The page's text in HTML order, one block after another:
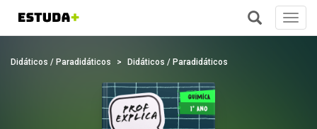
Didáticos / Paradidáticos Didáticos / Paradidáticos